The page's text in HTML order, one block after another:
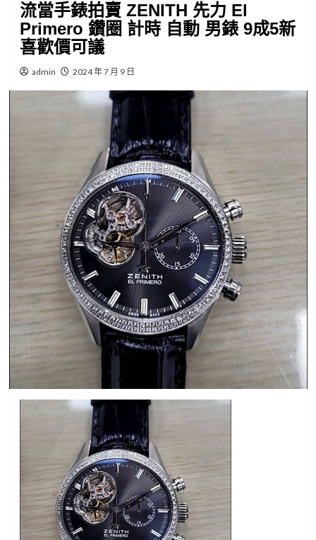
流當手錶拍賣 ZENITH 先力 El
Primero 鑽圈 計時 自動 男錶 9成5新
喜歡價可議
admin 2024 年 7 月 9 日